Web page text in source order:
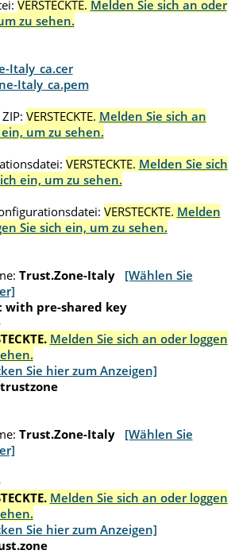
VERSTECKTE. Melden Sie sich an oder
zu sehen.
Italy_ca.cer
Italy_ca.pem
VERSTECKTE. Melden Sie sich an
um zu sehen.
VERSTECKTE. Melden Sie sich
ein, um zu sehen.
VERSTECKTE. Melden
Sie sich ein, um zu sehen.
Trust.Zone-Italy
[Wählen Sie
with pre-shared key
Melden Sie sich an oder loggen
Sie hier zum Anzeigen]
trustzone
Trust.Zone-Italy
[Wählen Sie
Melden Sie sich an oder loggen
Sie hier zum Anzeigen]